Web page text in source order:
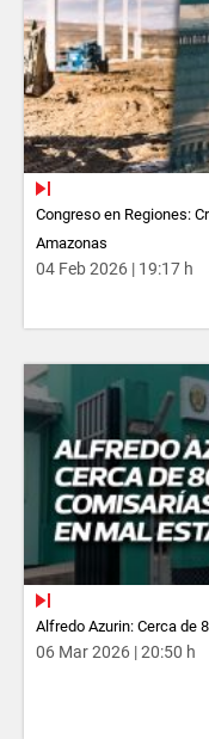
Congreso en Regiones:
Amazonas
04 Feb 2026 | 19:17 h
Alfredo Azurin: Cerca de
06 Mar 2026 | 20:50 h